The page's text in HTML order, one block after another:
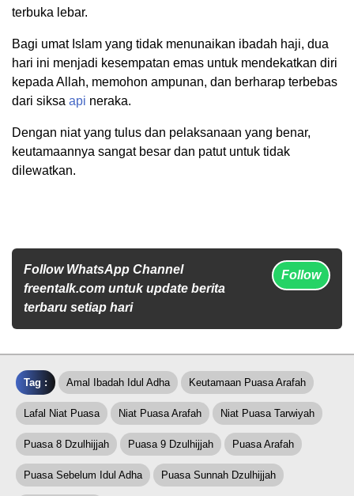
terbuka lebar.
Bagi umat Islam yang tidak menunaikan ibadah haji, dua
hari ini menjadi kesempatan emas untuk mendekatkan diri
kepada Allah, memohon ampunan, dan berharap terbebas
dari siksa api neraka.
Dengan niat yang tulus dan pelaksanaan yang benar,
keutamaannya sangat besar dan patut untuk tidak
dilewatkan.
Follow WhatsApp Channel
freentalk.com untuk update berita
terbaru setiap hari
Follow
Tag : Amal Ibadah Idul Adha Keutamaan Puasa Arafah
Lafal Niat Puasa Niat Puasa Arafah Niat Puasa Tarwiyah
Puasa 8 Dzulhijjah Puasa 9 Dzulhijjah Puasa Arafah
Puasa Sebelum Idul Adha Puasa Sunnah Dzulhijjah